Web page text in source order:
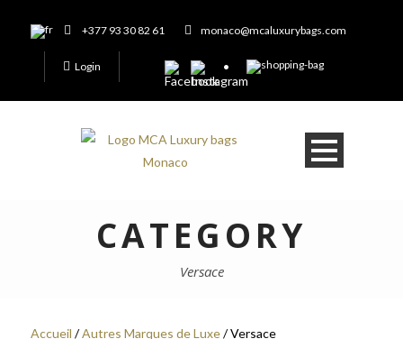
+377 93 30 82 61 monaco@mcaluxurybags.com
Login
CATEGORY
Versace
Accueil /Autres Marques de Luxe/ Versace